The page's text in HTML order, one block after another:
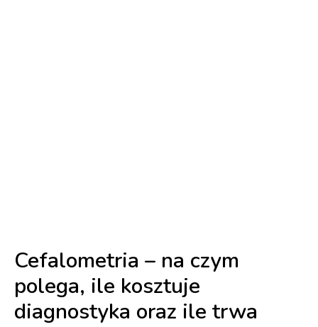
Cefalometria – na czym
polega, ile kosztuje
diagnostyka oraz ile trwa